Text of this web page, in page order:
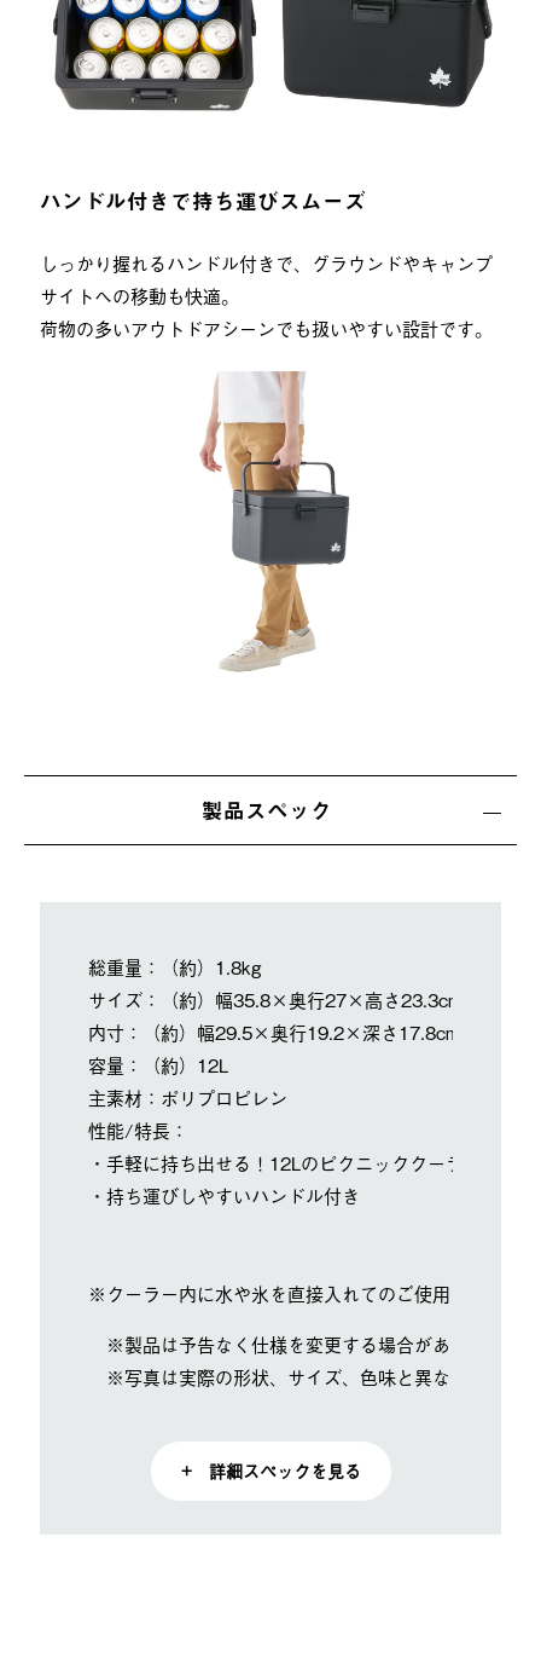
ハンドル付きで持ち運びスムーズ
しっかり握れるハンドル付きで、グラウンドやキャンプ
サイトへの移動も快適。
荷物の多いアウトドアシーンでも扱いやすい設計です。
製品スペック
総重量：（約）1.8kg
サイズ：（約）幅35.8×奥行27×高さ23.3cm
内寸：（約）幅29.5×奥行19.2×深さ17.8cm
容量：（約）12L
主素材：ポリプロピレン
性能/特長：
・手軽に持ち出せる！12Lのピクニッククーラー。
・持ち運びしやすいハンドル付き
※クーラー内に水や氷を直接入れてのご使用はお控え
※製品は予告なく仕様を変更する場合があります。
※写真は実際の形状、サイズ、色味と異なる場合が
+ 詳細スペックを見る